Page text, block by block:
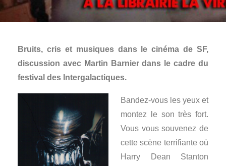
Bruits, cris et musiques dans le cinéma de SF,
discussion avec Martin Barnier dans le cadre du
festival des Intergalactiques.
Bandez-vous les yeux et
montez le son très fort.
Vous vous souvenez de
cette scène terrifiante où
Harry Dean Stanton